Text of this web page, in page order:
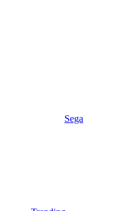
Sega